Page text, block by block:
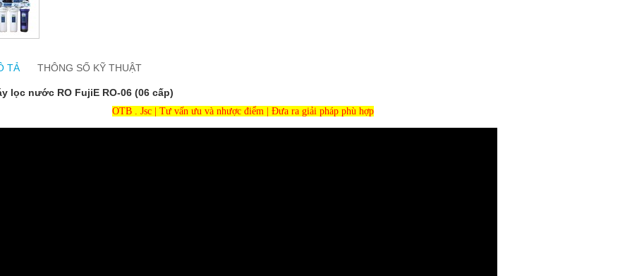
TẢ THÔNG SỐ KỸ THUẬT
lọc nước RO FujiE RO-06 (06 cấp)
OTB . Jsc | Tư vấn ưu và nhược điểm | Đưa ra giải pháp phù hợp